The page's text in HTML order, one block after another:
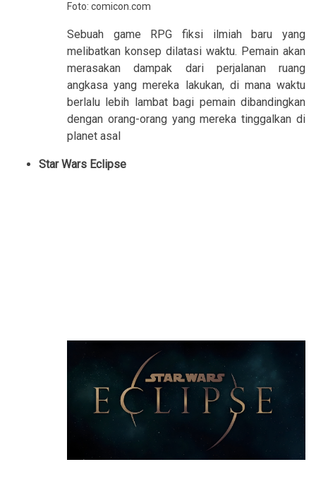
Foto: comicon.com
Sebuah game RPG fiksi ilmiah baru yang
melibatkan konsep dilatasi waktu. Pemain akan
merasakan dampak dari perjalanan ruang
angkasa yang mereka lakukan, di mana waktu
berlalu lebih lambat bagi pemain dibandingkan
dengan orang-orang yang mereka tinggalkan di
planet asal
Star Wars Eclipse